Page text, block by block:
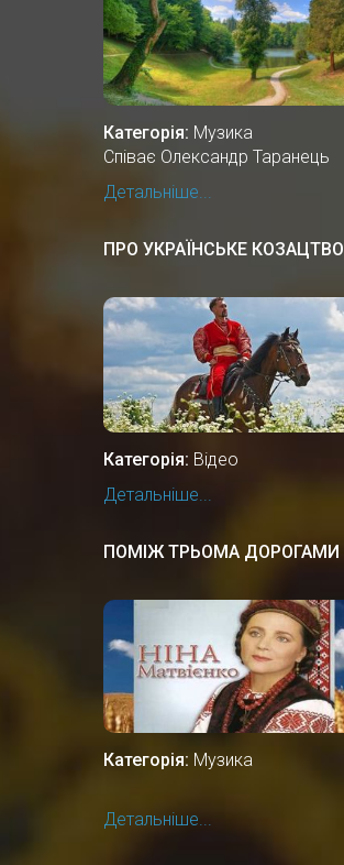
Категорія: Музика
Співає Олександр Таранець
Детальніше...
ПРО УКРАЇНСЬКЕ КОЗАЦТВО
Категорія: Відео
Детальніше...
ПОМІЖ ТРЬОМА ДОРОГАМИ
Категорія: Музика
Детальніше...